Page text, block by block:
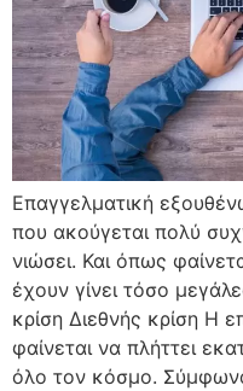
Επαγγελματική
που ακούγεται πολύ
νιώσει. Και όπως
έχουν γίνει τόσο
κρίση Διεθνής κρίση Η
φαίνεται να πλήττει
όλο τον κόσμο. Σύμφωνα